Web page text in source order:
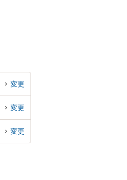
変更
変更
変更